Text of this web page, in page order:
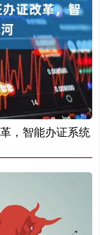
，智能办证系统